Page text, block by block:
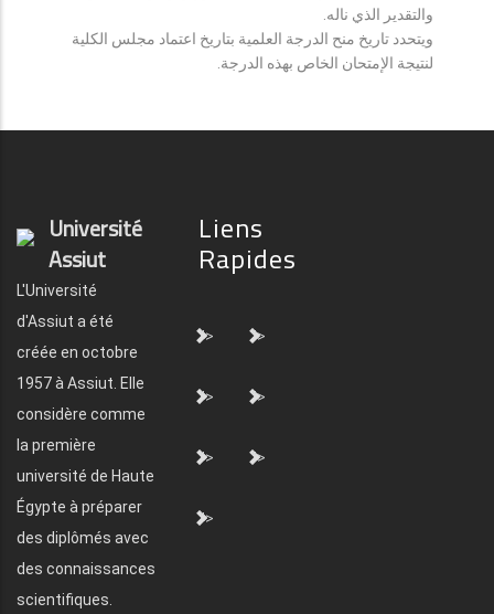
والتقدير الذي ناله.
ويتحدد تاريخ منح الدرجة العلمية بتاريخ اعتماد مجلس الكلية
لنتيجة الإمتحان الخاص بهذه الدرجة.
Université
Assiut
L'Université
d'Assiut a été
créée en octobre
1957 à Assiut. Elle
considère comme
la première
université de Haute
Égypte à préparer
des diplômés avec
des connaissances
scientifiques.
Liens
Rapides
"> ">
"> ">
"> ">
">